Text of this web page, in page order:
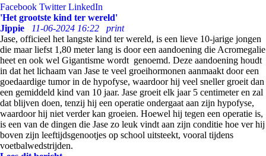
Facebook Twitter LinkedIn
'Het grootste kind ter wereld'
Jippie
11-06-2024 16:22
print
Jase, officieel het langste kind ter wereld, is een lieve 10-jarige jongen
die maar liefst 1,80 meter lang is door een aandoening die Acromegalie
heet en ook wel Gigantisme wordt genoemd. Deze aandoening houdt
in dat het lichaam van Jase te veel groeihormonen aanmaakt door een
goedaardige tumor in de hypofyse, waardoor hij veel sneller groeit dan
een gemiddeld kind van 10 jaar. Jase groeit elk jaar 5 centimeter en zal
dat blijven doen, tenzij hij een operatie ondergaat aan zijn hypofyse,
waardoor hij niet verder kan groeien. Hoewel hij tegen een operatie is,
is een van de dingen die Jase zo leuk vindt aan zijn conditie hoe ver hij
boven zijn leeftijdsgenootjes op school uitsteekt, vooral tijdens
voetbalwedstrijden.